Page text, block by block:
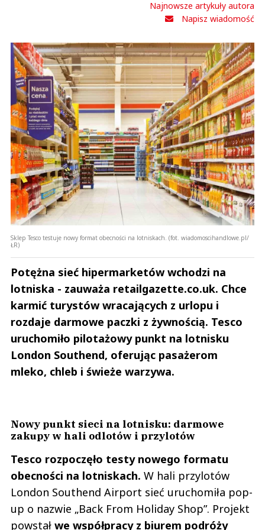
Auchan jest lepszy i tańszy.
1
1
kk
17.12.2021 / 16:58
This comment was minimized by the moderator on the site
E.Leclerc jest zamknięty już chyba ze dwa lata. Co nie znaczy że nie płaci za
wynajem do końca swojej dzierżawy najmu w Amber.
Odpowiedz
kk
This comment was minimized by the moderator on the site
E.Leclerc jest zamknięty już chyba ze dwa lata. Co nie znaczy że nie płaci za
wynajem do końca swojej dzierżawy najmu w Amber.
1
Agresor
Najnowsze artykuły autora
Napisz wiadomość
Sklep Tesco testuje nowy format obecności na lotniskach. (fot. wiadomoscihandlowe.pl/
ŁR)
Potężna sieć hipermarketów wchodzi na
lotniska - zauważa retailgazette.co.uk. Chce
karmić turystów wracających z urlopu i
rozdaje darmowe paczki z żywnością. Tesco
uruchomiło pilotażowy punkt na lotnisku
London Southend, oferując pasażerom
mleko, chleb i świeże warzywa.
Nowy punkt sieci na lotnisku: darmowe
zakupy w hali odlotów i przylotów
Tesco rozpoczęło testy nowego formatu
obecności na lotniskach. W hali przylotów
London Southend Airport sieć uruchomiła pop-
up o nazwie „Back From Holiday Shop”. Projekt
powstał we współpracy z biurem podróży